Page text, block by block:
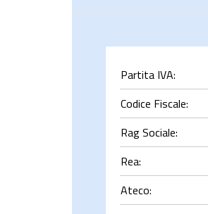
Partita IVA:
Codice Fiscale:
Rag Sociale:
Rea:
Ateco: